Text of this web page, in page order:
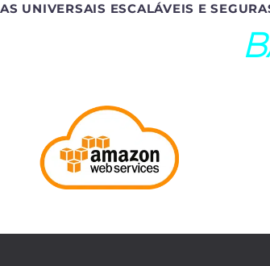
UNIVERSAIS ESCALÁVEIS E